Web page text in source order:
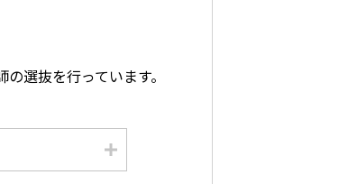
選抜を行っています。